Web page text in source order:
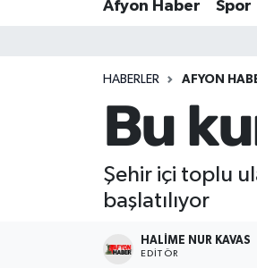
Afyon Haber Spor
HABERLER AFYON
Bu
Şehir içi toplu
başlatılıyor
HALIME NUR KAVAS
EDITÖR
Asayiş Yaşam
Sivil Toplum
Ekonomi